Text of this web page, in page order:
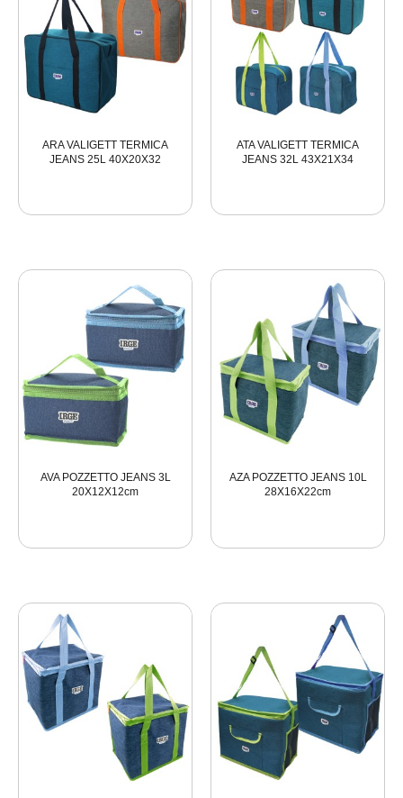
ARA VALIGETT TERMICA
JEANS 25L 40X20X32
ATA VALIGETT TERMICA
JEANS 32L 43X21X34
AVA POZZETTO JEANS 3L
20X12X12cm
AZA POZZETTO JEANS 10L
28X16X22cm